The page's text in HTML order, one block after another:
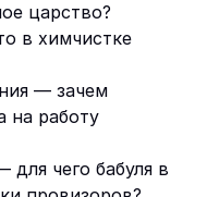
царство?
в химчистке
— зачем
на работу
чего бабуля в